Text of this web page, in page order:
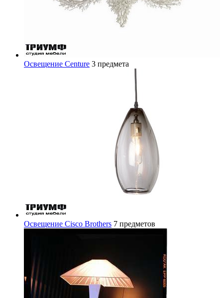
Освещение Centure 3 предмета
Освещение Cisco Brothers 7 предметов